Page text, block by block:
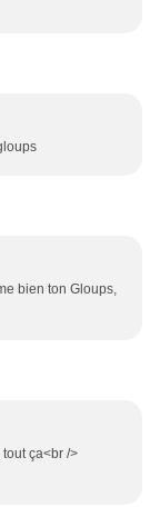
bien ton Gloups,
ça<br />